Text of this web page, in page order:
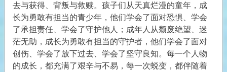
去与获得、背叛与救赎。孩子们从天真烂漫的童年，成
长为勇敢有担当的青少年，他们学会了面对恐惧、学会
了承担责任、学会了守护他人；成年人从颓废绝望、迷
茫无助，成长为勇敢有担当的守护者，他们学会了面对
创伤、学会了放下过去、学会了坚守良知。每一个人物
的成长，都充满了艰辛与不易，每一次蜕变，都伴随着